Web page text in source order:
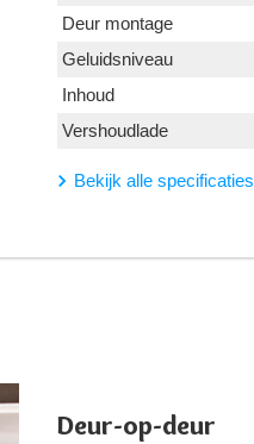
Deur montage
Geluidsniveau
Inhoud
Vershoudlade
Bekijk alle specificaties
Deur-op-deur